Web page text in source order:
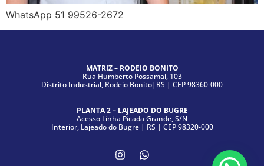
WhatsApp 51 99526-2672
MATRIZ – RODEIO BONITO
Rua Humberto Possamai, 103
Distrito Industrial, Rodeio Bonito|RS | CEP 98360-000
PLANTA 2 – LAJEADO DO BUGRE
Acesso Linha Picada Grande, S/N
Interior, Lajeado do Bugre | RS | CEP 98320-000